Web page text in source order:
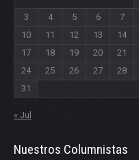
3
4 5 6 7
10
11 12 13 14
17
18 19 20 21
24
25 26 27 28
31
« Jul
Nuestros Columnistas